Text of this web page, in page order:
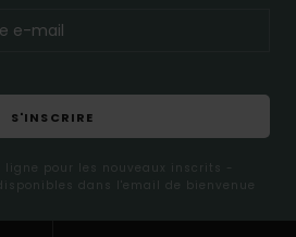
S'INSCRIRE
ligne pour les nouveaux inscrits -
dans l'email de bienvenue